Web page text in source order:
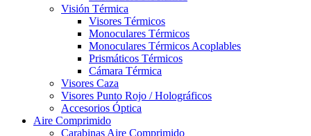
Visión Térmica
Visores Térmicos
Monoculares Térmicos
Monoculares Térmicos Acoplables
Prismáticos Térmicos
Cámara Térmica
Visores Caza
Visores Punto Rojo / Holográficos
Accesorios Óptica
Aire Comprimido
Carabinas Aire Comprimido